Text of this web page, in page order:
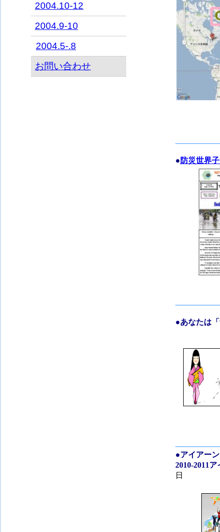
2004.10-12
2004.9-10
2004.5-.8
お問い合わせ
● 防災世界
●あな
●アイアー
2010-
日